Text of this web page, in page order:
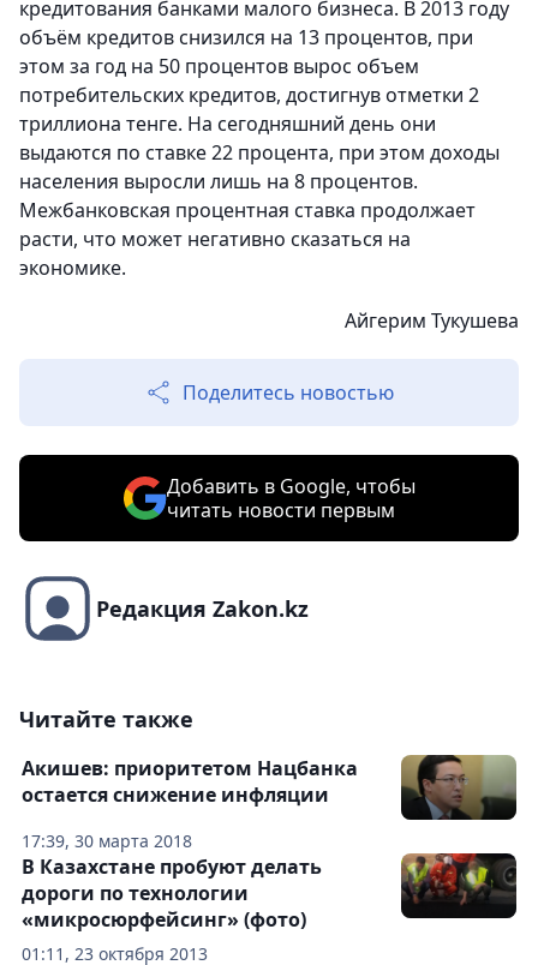
кредитования банками малого бизнеса. В 2013 году
объём кредитов снизился на 13 процентов, при
этом за год на 50 процентов вырос объем
потребительских кредитов, достигнув отметки 2
триллиона тенге. На сегодняшний день они
выдаются по ставке 22 процента, при этом доходы
населения выросли лишь на 8 процентов.
Межбанковская процентная ставка продолжает
расти, что может негативно сказаться на
экономике.
Айгерим Тукушева
Поделитесь новостью
Добавить в Google, чтобы
читать новости первым
Редакция Zakon.kz
Читайте также
17:39, 30 марта 2018
Акишев: приоритетом Нацбанка
остается снижение инфляции
01:11, 23 октября 2013
В Казахстане пробуют делать
дороги по технологии
«микросюрфейсинг» (фото)